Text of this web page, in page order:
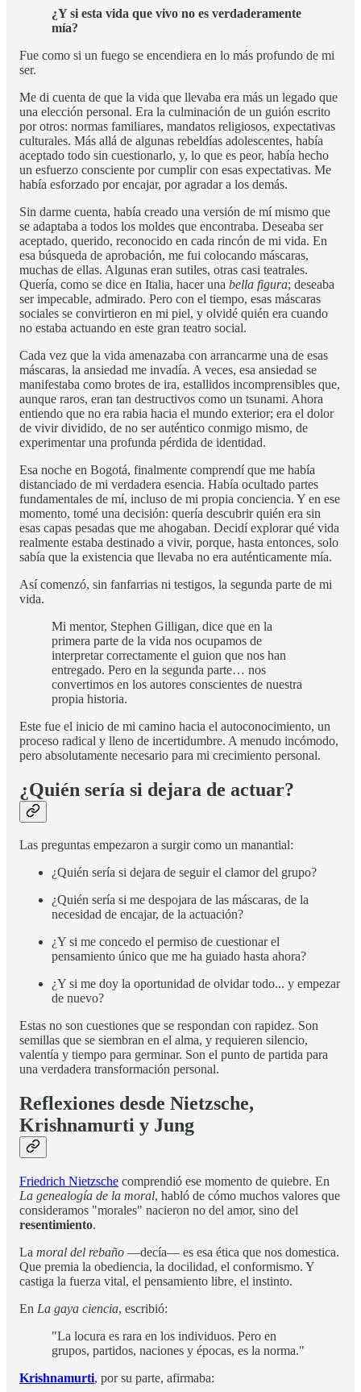
¿Y si esta vida que vivo no es verdaderamente
mía?
Fue como si un fuego se encendiera en lo más profundo de mi
ser.
Me di cuenta de que la vida que llevaba era más un legado que
una elección personal. Era la culminación de un guión escrito
por otros: normas familiares, mandatos religiosos, expectativas
culturales. Más allá de algunas rebeldías adolescentes, había
aceptado todo sin cuestionarlo, y, lo que es peor, había hecho
un esfuerzo consciente por cumplir con esas expectativas. Me
había esforzado por encajar, por agradar a los demás.
Sin darme cuenta, había creado una versión de mí mismo que
se adaptaba a todos los moldes que encontraba. Deseaba ser
aceptado, querido, reconocido en cada rincón de mi vida. En
esa búsqueda de aprobación, me fui colocando máscaras,
muchas de ellas. Algunas eran sutiles, otras casi teatrales.
Quería, como se dice en Italia, hacer una bella figura; deseaba
ser impecable, admirado. Pero con el tiempo, esas máscaras
sociales se convirtieron en mi piel, y olvidé quién era cuando
no estaba actuando en este gran teatro social.
Cada vez que la vida amenazaba con arrancarme una de esas
máscaras, la ansiedad me invadía. A veces, esa ansiedad se
manifestaba como brotes de ira, estallidos incomprensibles que,
aunque raros, eran tan destructivos como un tsunami. Ahora
entiendo que no era rabia hacia el mundo exterior; era el dolor
de vivir dividido, de no ser auténtico conmigo mismo, de
experimentar una profunda pérdida de identidad.
Esa noche en Bogotá, finalmente comprendí que me había
distanciado de mi verdadera esencia. Había ocultado partes
fundamentales de mí, incluso de mi propia conciencia. Y en ese
momento, tomé una decisión: quería descubrir quién era sin
esas capas pesadas que me ahogaban. Decidí explorar qué vida
realmente estaba destinado a vivir, porque, hasta entonces, solo
sabía que la existencia que llevaba no era auténticamente mía.
Así comenzó, sin fanfarrias ni testigos, la segunda parte de mi
vida.
Mi mentor, Stephen Gilligan, dice que en la
primera parte de la vida nos ocupamos de
interpretar correctamente el guion que nos han
entregado. Pero en la segunda parte… nos
convertimos en los autores conscientes de nuestra
propia historia.
Este fue el inicio de mi camino hacia el autoconocimiento, un
proceso radical y lleno de incertidumbre. A menudo incómodo,
pero absolutamente necesario para mi crecimiento personal.
¿Quién sería si dejara de actuar?
Las preguntas empezaron a surgir como un manantial:
¿Quién sería si dejara de seguir el clamor del grupo?
¿Quién sería si me despojara de las máscaras, de la
necesidad de encajar, de la actuación?
¿Y si me concedo el permiso de cuestionar el
pensamiento único que me ha guiado hasta ahora?
¿Y si me doy la oportunidad de olvidar todo... y empezar
de nuevo?
Estas no son cuestiones que se respondan con rapidez. Son
semillas que se siembran en el alma, y requieren silencio,
valentía y tiempo para germinar. Son el punto de partida para
una verdadera transformación personal.
Reflexiones desde Nietzsche,
Krishnamurti y Jung
Friedrich Nietzsche comprendió ese momento de quiebre. En
La genealogía de la moral, habló de cómo muchos valores que
consideramos "morales" nacieron no del amor, sino del
resentimiento.
La moral del rebaño —decía— es esa ética que nos domestica.
Que premia la obediencia, la docilidad, el conformismo. Y
castiga la fuerza vital, el pensamiento libre, el instinto.
En La gaya ciencia, escribió:
"La locura es rara en los individuos. Pero en
grupos, partidos, naciones y épocas, es la norma."
Krishnamurti, por su parte, afirmaba: